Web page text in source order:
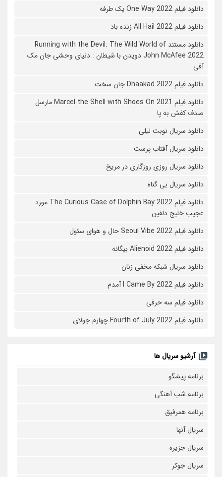
دانلود فیلم One Way 2022 یک طرفه
دانلود فیلم All Hail 2022 زنده باد
دانلود مستند Running with the Devil: The Wild World of
John McAfee 2022 دویدن با شیطان : دنیای وحشی جان مک
آفی
دانلود فیلم Dhaakad 2022 جان سخت
دانلود فیلم Marcel the Shell with Shoes On 2021 مارسل
صدف کفش به پا
دانلود سریال نوبت لیلی
دانلود سریال آفتاب پرست
دانلود سریال روزی روزگاری در مریخ
دانلود سریال بی گناه
دانلود فیلم The Curious Case of Dolphin Bay 2022 مورد
عجیب خلیج دلفین
دانلود فیلم Seoul Vibe 2022 حال و هوای سئول
دانلود فیلم Alienoid 2022 بیگانه
دانلود سریال شبکه مخفی زنان
دانلود فیلم I Came By 2022 آمدم
دانلود فیلم سه حرفی
دانلود فیلم Fourth of July 2022 چهارم جولای
آرشیو سریال ها
برنامه پیشگو
برنامه شب آهنگی
برنامه همرفیق
سریال آنها
سریال جزیره
سریال جوکر